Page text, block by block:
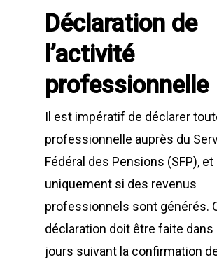
Déclaration de
l’activité
professionnelle
Il est impératif de déclarer
professionnelle auprès du
Fédéral des Pensions (SFP), et
uniquement si des revenus
professionnels sont générés.
déclaration doit être faite dans
jours suivant la confirmation